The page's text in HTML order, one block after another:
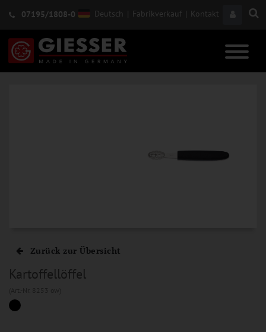
07195/1808-0 Deutsch | Fabrikverkauf | Kontakt
Zurück zur Übersicht
Kartoffellöffel